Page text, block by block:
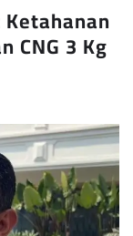
CNG 3 Kg